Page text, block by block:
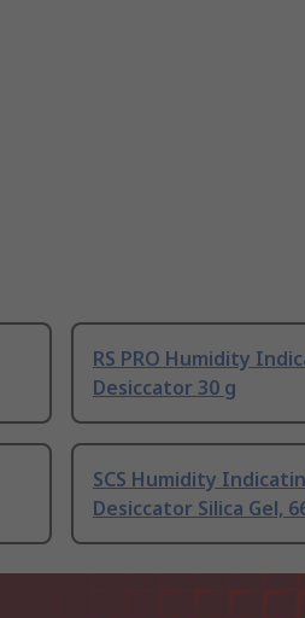
RS PRO Humidity
Desiccator 30 g
SCS Humidity
Desiccator Silica Gel,